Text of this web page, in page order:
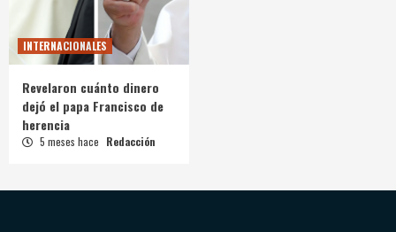
INTERNACIONALES
Revelaron cuánto dinero
dejó el papa Francisco de
herencia
5 meses hace Redacción